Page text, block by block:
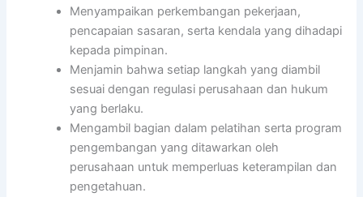
Menyampaikan perkembangan pekerjaan,
pencapaian sasaran, serta kendala yang dihadapi
kepada pimpinan.
Menjamin bahwa setiap langkah yang diambil
sesuai dengan regulasi perusahaan dan hukum
yang berlaku.
Mengambil bagian dalam pelatihan serta program
pengembangan yang ditawarkan oleh
perusahaan untuk memperluas keterampilan dan
pengetahuan.